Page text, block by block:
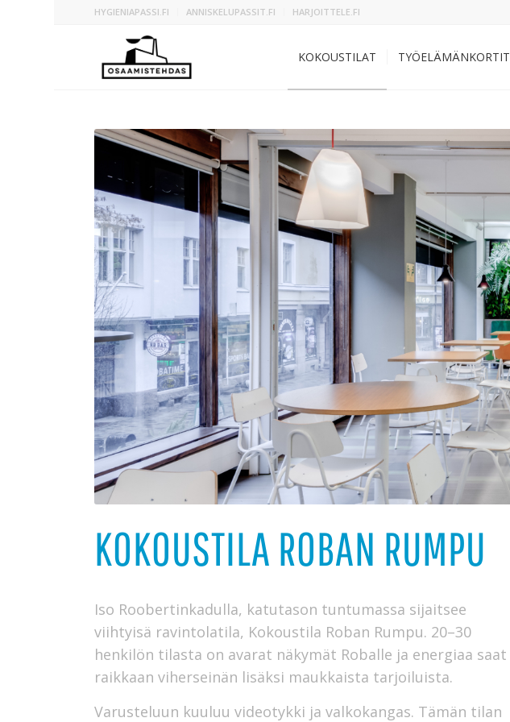
HYGIENIAPASSI.FI ANNISKELUPASSIT.FI HARJOITTELE.FI
KOKOUSTILAT TYÖELÄMÄNKORTIT
KOKOUSTILA ROBAN RUMPU
Iso Roobertinkadulla, katutason tuntumassa sijaitsee
viihtyisä ravintolatila, Kokoustila Roban Rumpu. 20–30
henkilön tilasta on avarat näkymät Roballe ja energiaa saat
raikkaan viherseinän lisäksi maukkaista tarjoiluista.
Varusteluun kuuluu videotykki ja valkokangas. Tämän tilan